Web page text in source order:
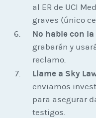
al ER de UCI
graves (único
No hable con
grabarán y
reclamo.
Llame a Sky
enviamos
para asegurar
testigos.